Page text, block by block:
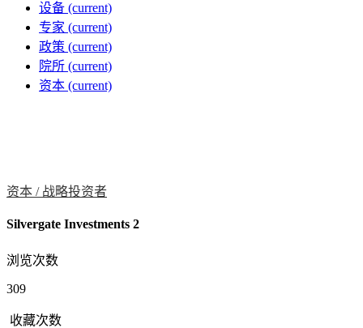
设备 (current)
专家 (current)
政策 (current)
院所 (current)
资本 (current)
资本 / 战略投资者
Silvergate Investments 2
浏览次数
309
收藏次数